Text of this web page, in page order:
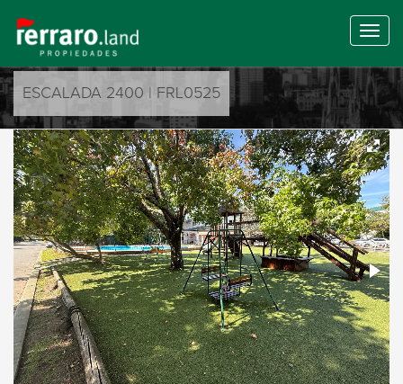
ESCALADA 2400 | FRL0525